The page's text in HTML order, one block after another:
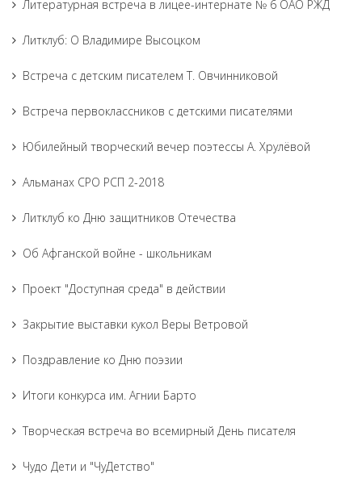
Литературная встреча в лицее-интернате № 6 ОАО РЖД
Литклуб: О Владимире Высоцком
Встреча с детским писателем Т. Овчинниковой
Встреча первоклассников с детскими писателями
Юбилейный творческий вечер поэтессы А. Хрулёвой
Альманах СРО РСП 2-2018
Литклуб ко Дню защитников Отечества
Об Афганской войне - школьникам
Проект "Доступная среда" в действии
Закрытие выставки кукол Веры Ветровой
Поздравление ко Дню поэзии
Итоги конкурса им. Агнии Барто
Творческая встреча во всемирный День писателя
Чудо Дети и "ЧуДетство"